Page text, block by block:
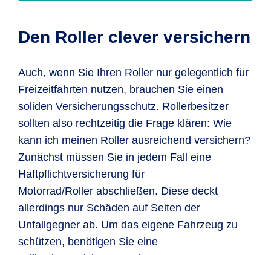
Den Roller clever versichern
Auch, wenn Sie Ihren Roller nur gelegentlich für
Freizeitfahrten nutzen, brauchen Sie einen
soliden Versicherungsschutz. Rollerbesitzer
sollten also rechtzeitig die Frage klären: Wie
kann ich meinen Roller ausreichend versichern?
Zunächst müssen Sie in jedem Fall eine
Haftpflichtversicherung für
Motorrad/Roller abschließen. Diese deckt
allerdings nur Schäden auf Seiten der
Unfallgegner ab. Um das eigene Fahrzeug zu
schützen, benötigen Sie eine